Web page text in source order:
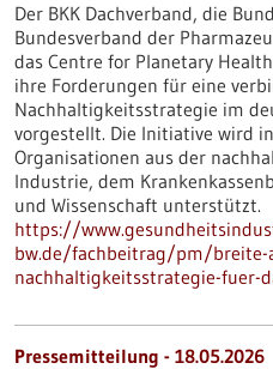
Der BKK Dachverband, die
Bundesverband der
das Centre for Planetary
ihre Forderungen für eine
Nachhaltigkeitsstrategie im
vorgestellt. Die Initiative wird
Organisationen aus der
Industrie, dem
und Wissenschaft unterstützt.
https://
bw.de/fachbeitrag/pm/breite-
nachhaltigkeitsstrategie-fuer-
Pressemitteilung - 18.05.2026